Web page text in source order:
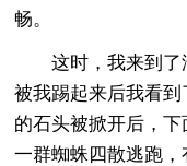
畅。
这时，我来到了
被我踢起来后我看
的石头被掀开后，
一群蜘蛛四散逃跑